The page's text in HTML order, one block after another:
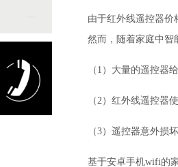
由于红外线遥控器价
然而，随着家庭中智
（1）大量的遥控器
（2）红外线遥控器
（3）遥控器意外损
基于安卓手机wifi的